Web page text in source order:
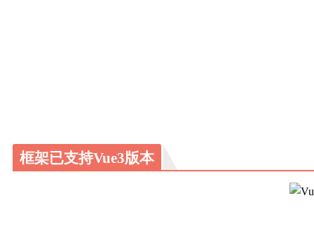
框架已支持Vue3版本